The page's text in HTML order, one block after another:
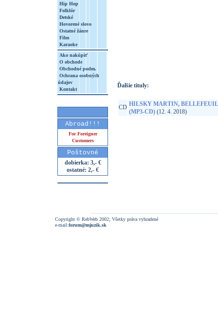
Hip Hop
Folklór
Detské
Hovorené slovo
Ostatné žánre
Film
Karaoke
Ako nakúpiť
O obchode
Obchodné podm.
Ochrana osobných
údajov
Kontakt
Abroad!!!
For Foreigner
Customers
Poštovné
dobierka: 3,- €
ostatné: 2,- €
Ďalšie tituly:
CD HILSKY MARTIN,
(MP3-CD) (12. 4. 2018)
Copyright © RebWeb 2002; Všetky práva vyhradené
e-mail:forum@mjuzik.sk